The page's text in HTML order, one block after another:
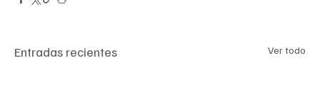
Entradas recientes Ver todo